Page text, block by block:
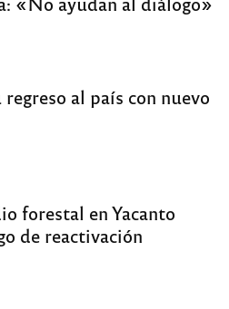
al país con nuevo
forestal en Yacanto
de reactivación